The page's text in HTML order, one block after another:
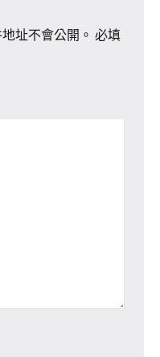
址不會公開。 必填